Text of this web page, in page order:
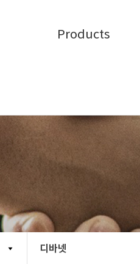
Products
디바넷